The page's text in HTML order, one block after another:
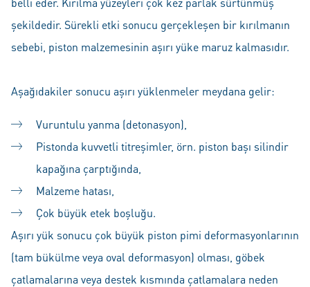
şekildedir. Sürekli etki sonucu gerçekleşen bir kırılmanın
sebebi, piston malzemesinin aşırı yüke maruz kalmasıdır.
Aşağıdakiler sonucu aşırı yüklenmeler meydana gelir:
Vuruntulu yanma (detonasyon),
Pistonda kuvvetli titreşimler, örn. piston başı silindir
kapağına çarptığında,
Malzeme hatası,
Çok büyük etek boşluğu.
Aşırı yük sonucu çok büyük piston pimi deformasyonlarının
(tam bükülme veya oval deformasyon) olması, göbek
çatlamalarına veya destek kısmında çatlamalara neden